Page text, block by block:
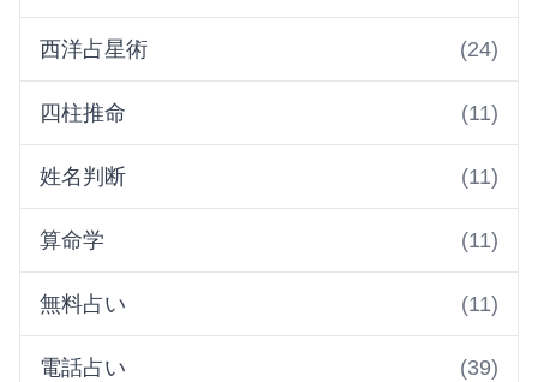
西洋占星術 (24)
四柱推命 (11)
姓名判断 (11)
算命学 (11)
無料占い (11)
電話占い (39)